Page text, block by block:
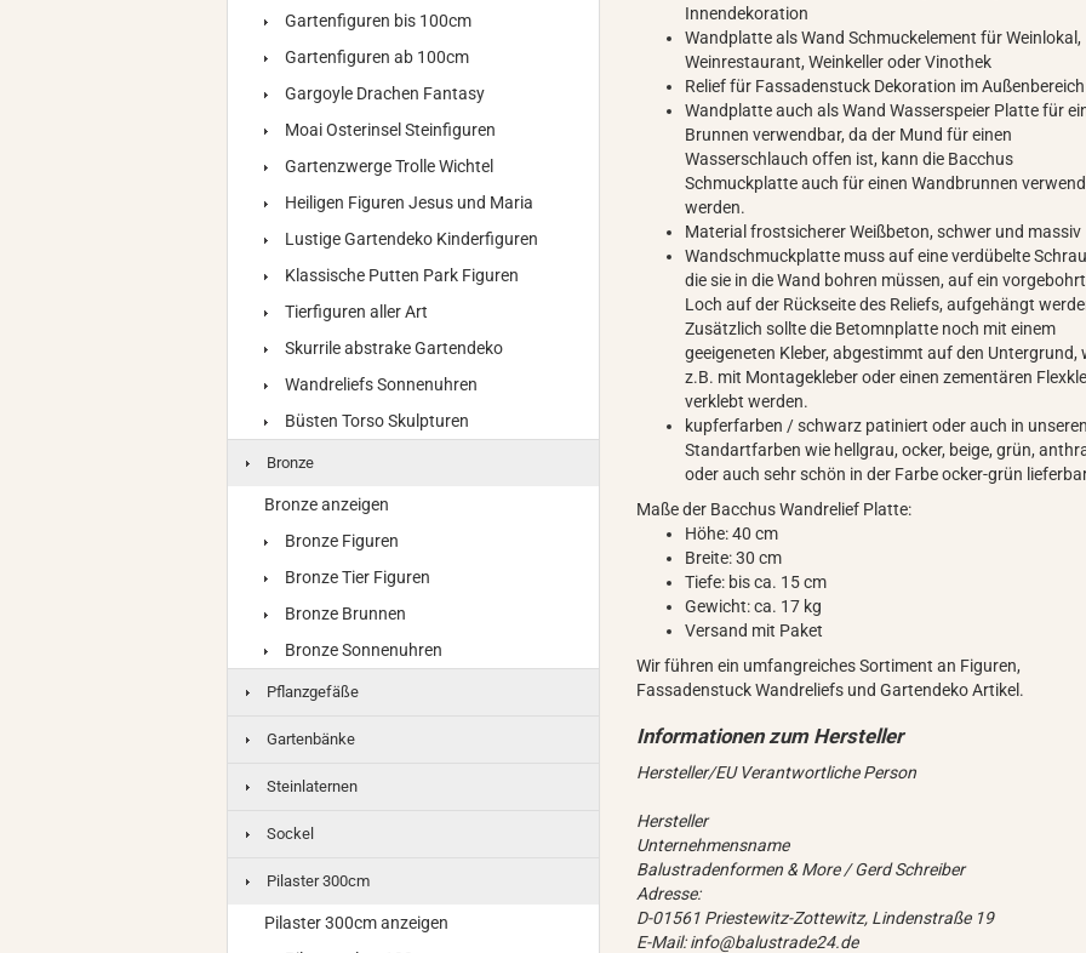
Innendekoration
Wandplatte als Wand Schmuckelement für Weinlokal,
Weinrestaurant, Weinkeller oder Vinothek
Relief für Fassadenstuck Dekoration im Außenbereich
Wandplatte auch als Wand Wasserspeier Platte für
Brunnen verwendbar, da der Mund für einen
Wasserschlauch offen ist, kann die Bacchus
Schmuckplatte auch für einen Wandbrunnen
werden.
Material frostsicherer Weißbeton, schwer und massiv
Wandschmuckplatte muss auf eine verdübelte
die sie in die Wand bohren müssen, auf ein
Loch auf der Rückseite des Reliefs, aufgehängt
Zusätzlich sollte die Betomnplatte noch mit einem
geeigeneten Kleber, abgestimmt auf den Untergrund,
z.B. mit Montagekleber oder einen zementären
verklebt werden.
kupferfarben / schwarz patiniert oder auch in unseren
Standartfarben wie hellgrau, ocker, beige, grün,
oder auch sehr schön in der Farbe ocker-grün
Maße der Bacchus Wandrelief Platte:
Höhe: 40 cm
Breite: 30 cm
Tiefe: bis ca. 15 cm
Gewicht: ca. 17 kg
Versand mit Paket
Wir führen ein umfangreiches Sortiment an Figuren,
Fassadenstuck Wandreliefs und Gartendeko Artikel.
Hersteller/EU Verantwortliche Person
Hersteller
Unternehmensname
Balustradenformen & More / Gerd Schreiber
Adresse:
D-01561 Priestewitz-Zottewitz, Lindenstraße 19
E-Mail: info@balustrade24.de
Gartenfiguren bis 100cm
Gartenfiguren ab 100cm
Gargoyle Drachen Fantasy
Moai Osterinsel Steinfiguren
Gartenzwerge Trolle Wichtel
Heiligen Figuren Jesus und Maria
Lustige Gartendeko Kinderfiguren
Klassische Putten Park Figuren
Tierfiguren aller Art
Skurrile abstrake Gartendeko
Wandreliefs Sonnenuhren
Büsten Torso Skulpturen
Bronze
Bronze anzeigen
Bronze Figuren
Bronze Tier Figuren
Bronze Brunnen
Bronze Sonnenuhren
Pflanzgefäße
Gartenbänke
Steinlaternen
Sockel
Pilaster 300cm
Pilaster 300cm anzeigen